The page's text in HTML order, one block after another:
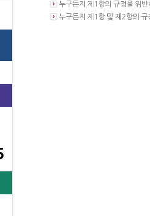
누구든지 제1항의 규정을 위
누구든지 제1항 및 제2항의